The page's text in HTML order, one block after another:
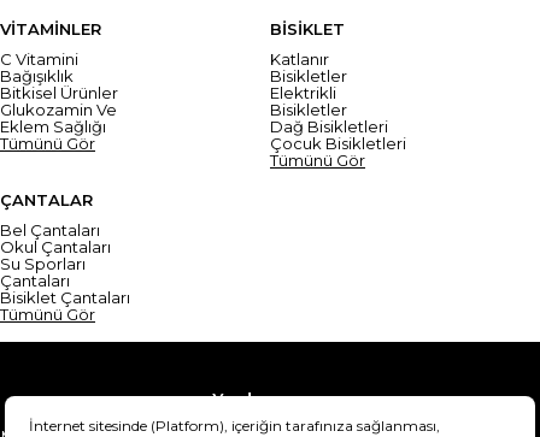
VİTAMİNLER
C Vitamini
Bağışıklık
Bitkisel Ürünler
Glukozamin Ve
Eklem Sağlığı
Tümünü Gör
BİSİKLET
Katlanır
Bisikletler
Elektrikli
Bisikletler
Dağ Bisikletleri
Çocuk Bisikletleri
Tümünü Gör
ÇANTALAR
Bel Çantaları
Okul Çantaları
Su Sporları
Çantaları
Bisiklet Çantaları
Tümünü Gör
Yardım